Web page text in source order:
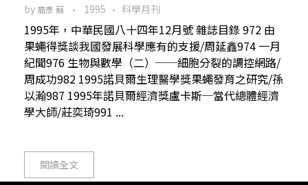
by 裔彥 蘇 1995 科學月刊
1995年，中華民國八十四年12月號 雜誌目錄 972 由
果蠅得獎談我國發展科學應有的支援/周延鑫974 一月
紀聞976 生物與數學（二）──細胞分裂的調控網路/
周成功982 1995諾貝爾生理醫學獎果蠅發育之研究/孫
以瀚987 1995年諾貝爾經濟獎盧卡斯─當代總體經濟
學大師/莊奕琦991 ...
閱讀全文